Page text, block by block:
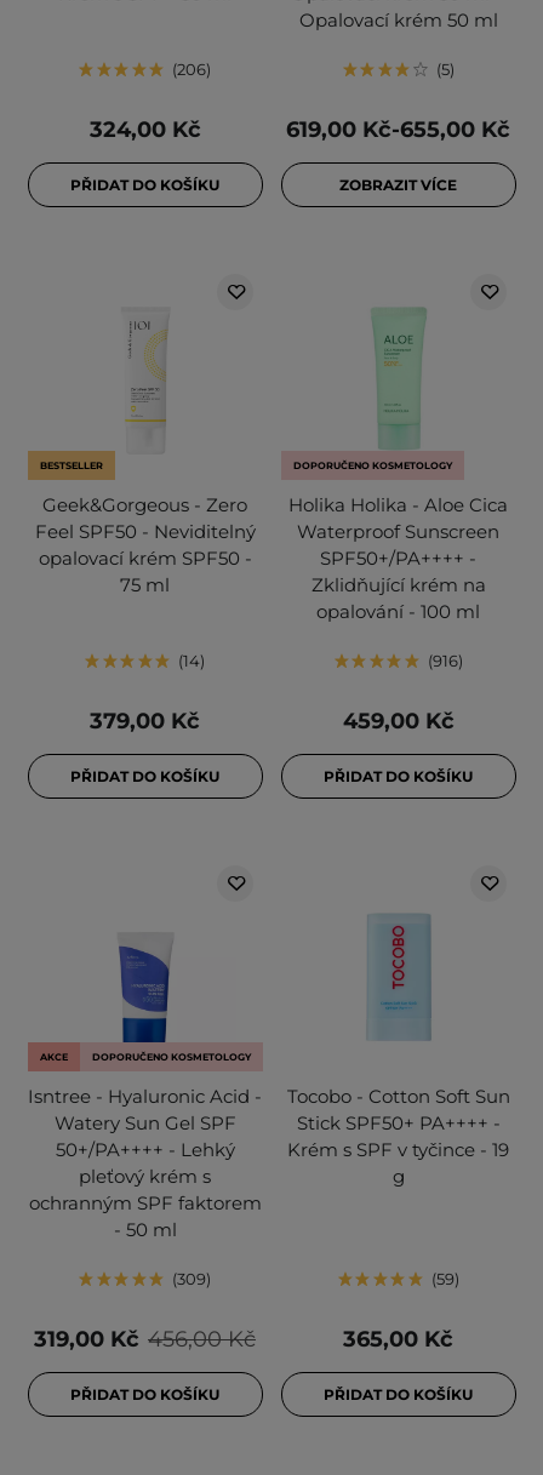
206
324,00 Kč
PŘIDAT DO KOŠÍKU
Opalovací krém 50 ml
5
619,00 Kč-655,00 Kč
ZOBRAZIT VÍCE
BESTSELLER
Geek&Gorgeous - Zero
Feel SPF50 - Neviditelný
opalovací krém SPF50 -
75 ml
14
379,00 Kč
PŘIDAT DO KOŠÍKU
DOPORUČENO KOSMETOLOGY
Holika Holika - Aloe Cica
Waterproof Sunscreen
SPF50+/PA++++ -
Zklidňující krém na
opalování - 100 ml
916
459,00 Kč
PŘIDAT DO KOŠÍKU
AKCE DOPORUČENO KOSMETOLOGY
Isntree - Hyaluronic Acid -
Watery Sun Gel SPF
50+/PA++++ - Lehký
pleťový krém s
ochranným SPF faktorem
- 50 ml
309
456,00 Kč
319,00 Kč
PŘIDAT DO KOŠÍKU
Tocobo - Cotton Soft Sun
Stick SPF50+ PA++++ -
Krém s SPF v tyčince - 19
g
59
365,00 Kč
PŘIDAT DO KOŠÍKU